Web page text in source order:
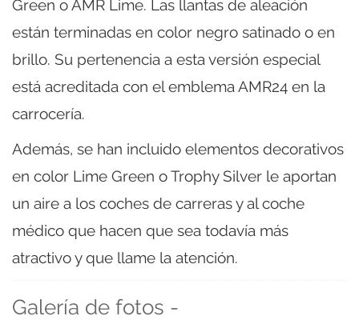
Green o AMR Lime. Las llantas de aleación
están terminadas en color negro satinado o en
brillo. Su pertenencia a esta versión especial
está acreditada con el emblema AMR24 en la
carrocería.
Además, se han incluido elementos decorativos
en color Lime Green o Trophy Silver le aportan
un aire a los coches de carreras y al coche
médico que hacen que sea todavía más
atractivo y que llame la atención.
Galería de fotos -